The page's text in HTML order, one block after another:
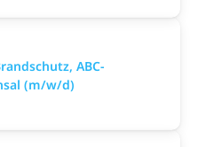
ABC-
(m/w/d)